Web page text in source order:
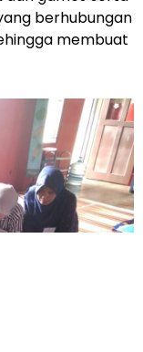
berhubungan
membuat